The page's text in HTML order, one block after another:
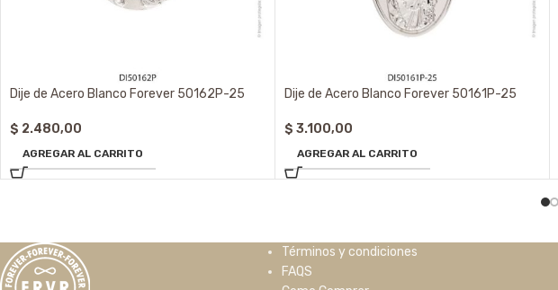
Dije de Acero Blanco Forever 50162P-25
$ 2.480,00
AGREGAR AL CARRITO
Dije de Acero Blanco Forever 50161P-25
$ 3.100,00
AGREGAR AL CARRITO
Términos y condiciones
FAQS